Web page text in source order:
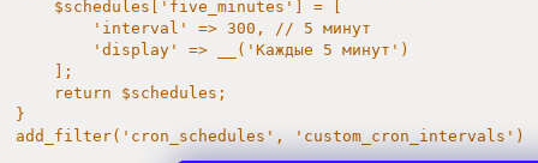
    $schedules['five_minutes'] = [
        'interval' => 300, // 5 минут
        'display' => __('Каждые 5 минут')
    ];
    return $schedules;
}
add_filter('cron_schedules', 'custom_cron_intervals');